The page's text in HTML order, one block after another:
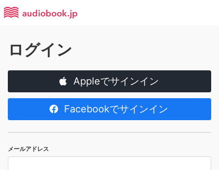
ログイン
Appleでサインイン
Facebookでサインイン
メールアドレス